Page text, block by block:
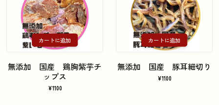
カートに追加
無添加 国産 鶏胸紫芋チ
ップス
¥1100
カートに追加
無添加 国産 豚耳細切り
¥1100